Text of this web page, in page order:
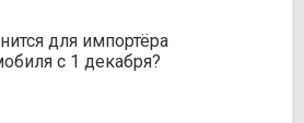
для импортёра
с 1 декабря?